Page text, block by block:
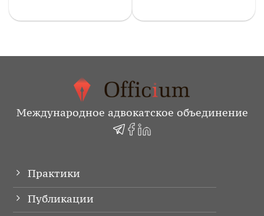
Международное адвокатское объединение
Практики
Публикации